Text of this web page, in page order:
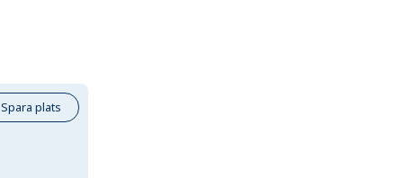
Spara plats